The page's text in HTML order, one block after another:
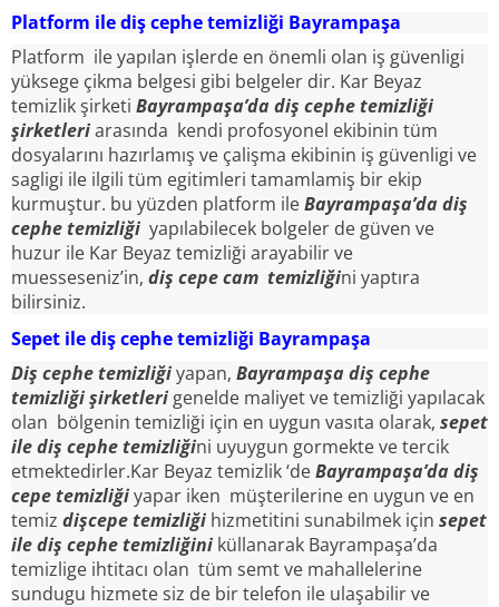
Platform ile diş cephe temizliği Bayrampaşa
Platform ile yapılan işlerde en önemli olan iş güvenligi
yüksege çikma belgesi gibi belgeler dir. Kar Beyaz
temizlik şirketi Bayrampaşa’da diş cephe temizliği
şirketleriarasında kendi profosyonel ekibinin tüm
dosyalarını hazırlamış ve çalişma ekibinin iş güvenligi ve
sagligi ile ilgili tüm egitimleri tamamlamiş bir ekip
kurmuştur. bu yüzden platform ileBayrampaşa’da diş
cephe temizliği yapılabilecek bolgeler de güven ve
huzur ile Kar Beyaz temizliği arayabilir ve
muesseseniz’in, diş cepe cam temizliğini yaptıra
bilirsiniz.
Sepet ile diş cephe temizliği Bayrampaşa
Diş cephe temizliğiyapan, Bayrampaşa diş cephe
temizliği şirketleri genelde maliyet ve temizliği yapılacak
olan bölgenin temizliği için en uygun vasıta olarak, sepet
ile diş cephe temizliğini uyuygun gormekte ve tercik
etmektedirler.Kar Beyaz temizlik ‘deBayrampaşa’da diş
cepe temizliğiyapar iken müşterilerine en uygun ve en
temiz dişcepe temizliği hizmetitini sunabilmek için sepet
ile diş cephe temizliğini küllanarak Bayrampaşa’da
temizlige ihtitacı olan tüm semt ve mahallelerine
sundugu hizmete siz de bir telefon ile ulaşabilir ve